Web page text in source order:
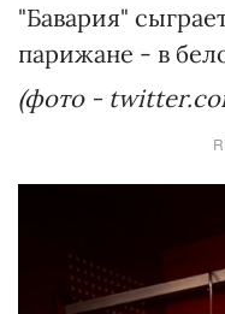
"Бавария"
парижане - в
(фото -